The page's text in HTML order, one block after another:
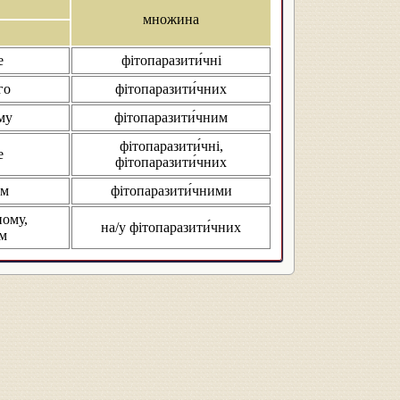
множина
фітопаразити́чні
фітопаразити́чних
фітопаразити́чним
фітопаразити́чні,
фітопаразити́чних
фітопаразити́чними
на/у фітопаразити́чних